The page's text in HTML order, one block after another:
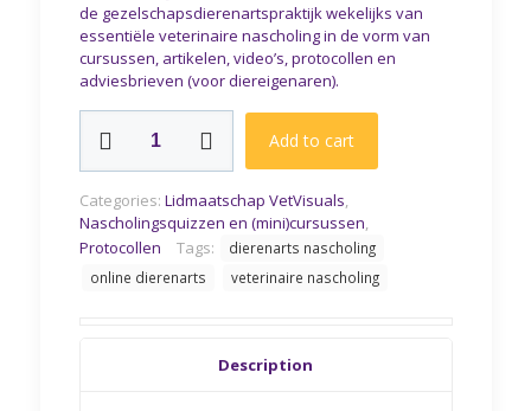
de gezelschapsdierenartspraktijk wekelijks van
essentiële veterinaire nascholing in de vorm van
cursussen, artikelen, video’s, protocollen en
adviesbrieven (voor diereigenaren).
VetVisuals
dierenarts
quantity
Add to cart
Categories: Lidmaatschap VetVisuals,
Nascholingsquizzen en (mini)cursussen,
Protocollen
Tags:
dierenarts nascholing
online dierenarts
veterinaire nascholing
Description